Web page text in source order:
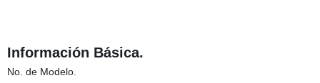
Información Básica.
No. de Modelo.